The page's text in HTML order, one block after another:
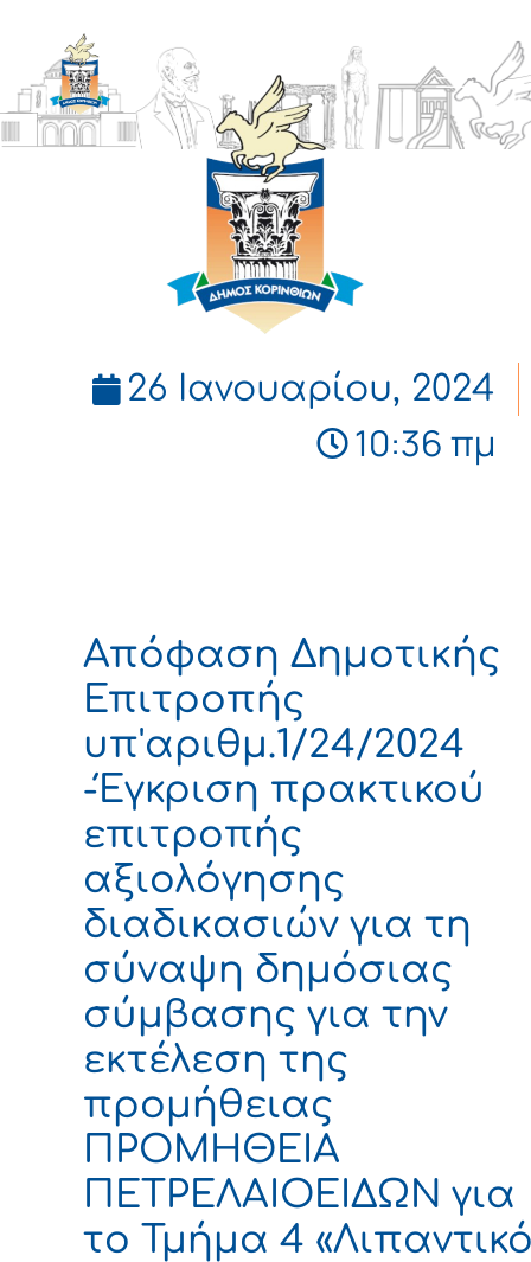
ΔΗΜΟΣ
ΚΟΡΙΝΘΙΩΝ
26 Ιανουαρίου, 2024
10:36 πμ
Απόφαση Δημοτικής
Επιτροπής
υπ'αριθμ.1/24/2024
-Έγκριση πρακτικού
επιτροπής
αξιολόγησης
διαδικασιών για τη
σύναψη δημόσιας
σύμβασης για την
εκτέλεση της
προμήθειας
ΠΡΟΜΗΘΕΙΑ
ΠΕΤΡΕΛΑΙΟΕΙΔΩΝ για
το Τμήμα 4